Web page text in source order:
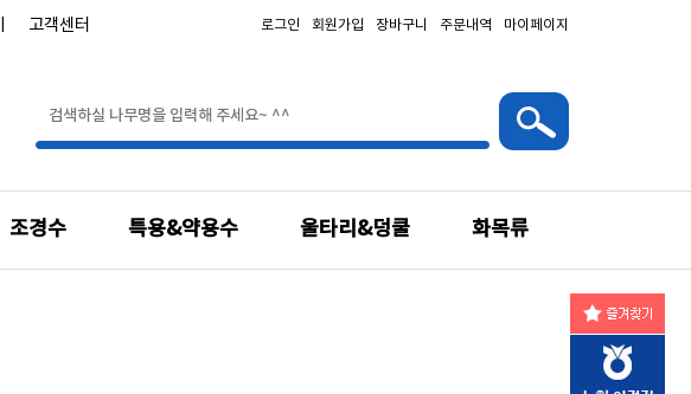
고객센터 로그인 회원가입 장바구니 주문내역 마이페이지
조경수 특용&약용수 울타리&덩쿨 화목류